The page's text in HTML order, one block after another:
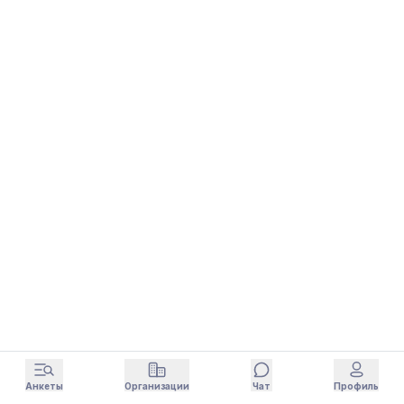
Анкеты Организации Чат Профиль